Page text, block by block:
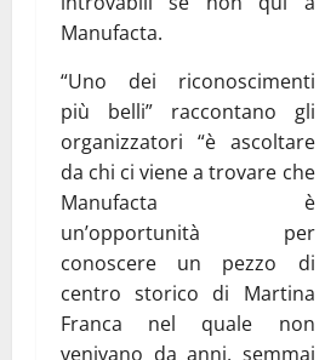
Manufacta.
“Uno dei riconoscimenti
più belli” raccontano gli
organizzatori “è ascoltare
da chi ci viene a trovare che
Manufacta è
un’opportunità per
conoscere un pezzo di
centro storico di Martina
Franca nel quale non
venivano da anni, semmai